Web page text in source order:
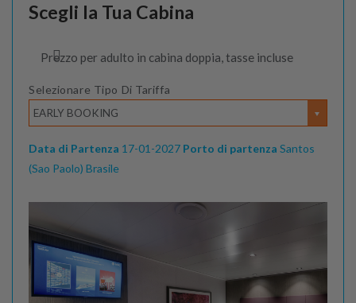
Scegli la Tua Cabina
Prezzo per adulto in cabina doppia, tasse incluse
Selezionare Tipo Di Tariffa
EARLY BOOKING
Data di Partenza 17-01-2027 Porto di partenza Santos
(Sao Paolo) Brasile